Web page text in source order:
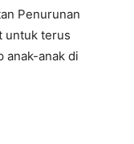
Penurunan
untuk terus
anak-anak di